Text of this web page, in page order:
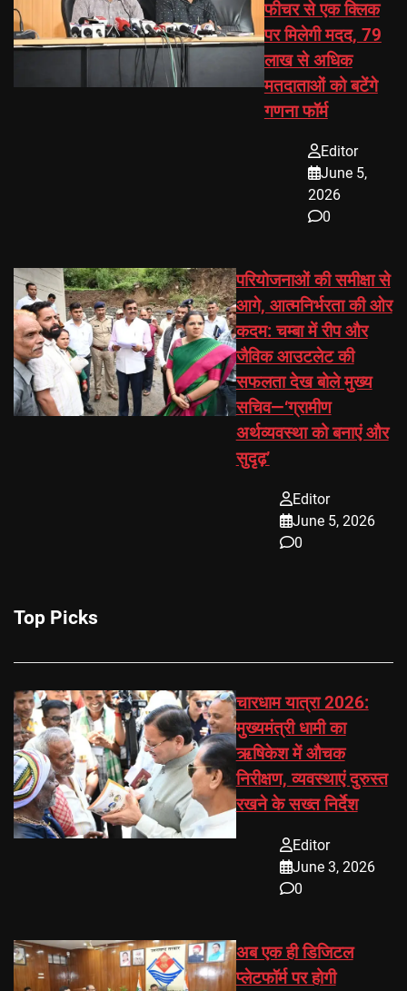
फीचर से एक क्लिक
पर मिलेगी मदद, 79
लाख से अधिक
मतदाताओं को बटेंगे
गणना फॉर्म
Editor
June 5,
2026
0
परियोजनाओं की समीक्षा से
आगे, आत्मनिर्भरता की ओर
कदम: चम्बा में रीप और
जैविक आउटलेट की
सफलता देख बोले मुख्य
सचिव—‘ग्रामीण
अर्थव्यवस्था को बनाएं और
सुदृढ़’
Editor
June 5, 2026
0
Top Picks
चारधाम यात्रा 2026:
मुख्यमंत्री धामी का
ऋषिकेश में औचक
निरीक्षण, व्यवस्थाएं दुरुस्त
रखने के सख्त निर्देश
Editor
June 3, 2026
0
अब एक ही डिजिटल
प्लेटफॉर्म पर होगी